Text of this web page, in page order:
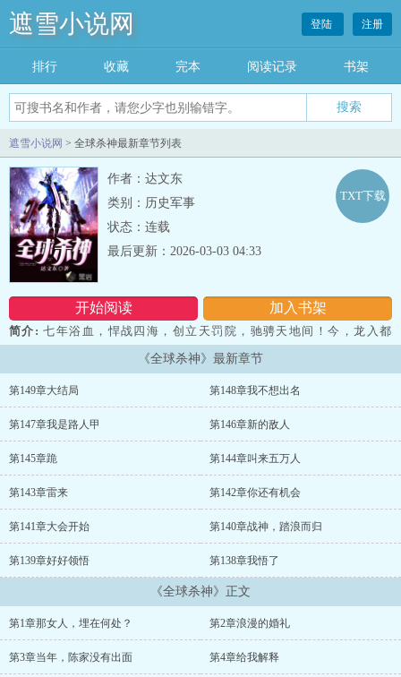
遮雪小说网 登陆 注册
排行 收藏 完本 阅读记录 书架
遮雪小说网 > 全球杀神最新章节列表
作者：达文东
类别：历史军事
状态：连载
开始阅读 加入书架
TXT下载
最后更新：2026-03-03 04:33
简介: 七年浴血，悍战四海，创立天罚院，驰骋天地间！今，龙入都
市，万兽伏首！ 新书起航，欢迎收藏阅读！...
《全球杀神》最新章节
第149章大结局 第148章我不想出名
第147章我是路人甲 第146章新的敌人
第145章跪 第144章叫来五万人
第143章雷来 第142章你还有机会
第141章大会开始 第140章战神，踏浪而归
第139章好好领悟 第138章我悟了
《全球杀神》正文
第1章那女人，埋在何处？ 第2章浪漫的婚礼
第3章当年，陈家没有出面 第4章给我解释